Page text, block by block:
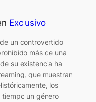
Exclusivo
un controvertido
más de una
su existencia ha
que muestran
los
tiempo un género